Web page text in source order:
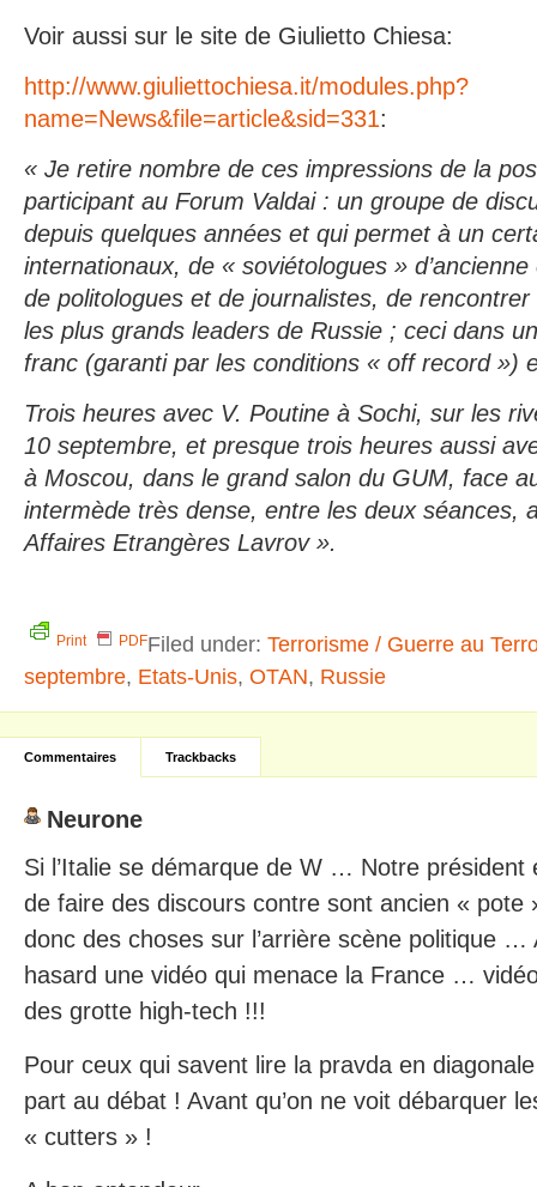
Voir aussi sur le site de Giulietto Chiesa:
http://www.giuliettochiesa.it/modules.php?
name=News&file=article&sid=331:
« Je retire nombre de ces impressions de la
participant au Forum Valdai : un groupe de
depuis quelques années et qui permet à un
internationaux, de « soviétologues »
de politologues et de journalistes, de
les plus grands leaders de Russie ; ceci dans
franc (garanti par les conditions « off record »)
Trois heures avec V. Poutine à Sochi, sur les
10 septembre, et presque trois heures aussi
à Moscou, dans le grand salon du GUM, face
intermède très dense, entre les deux séances,
Affaires Etrangères Lavrov ».
Print PDFFiled under: Terrorisme / Guerre au
septembre, Etats-Unis, OTAN, Russie
Commentaires Trackbacks
Neurone
Si l’Italie se démarque de W … Notre président
de faire des discours contre sont ancien «
donc des choses sur l’arrière scène politique …
hasard une vidéo qui menace la France …
des grotte high-tech !!!
Pour ceux qui savent lire la pravda en
part au débat ! Avant qu’on ne voit débarquer
« cutters » !